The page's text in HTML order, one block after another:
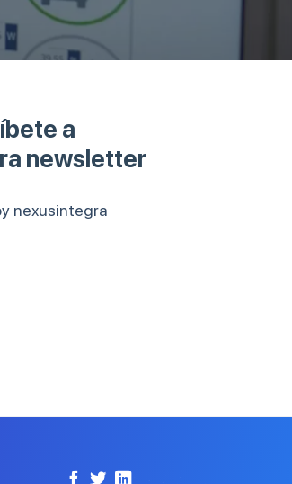
a
newsletter
nexusintegra